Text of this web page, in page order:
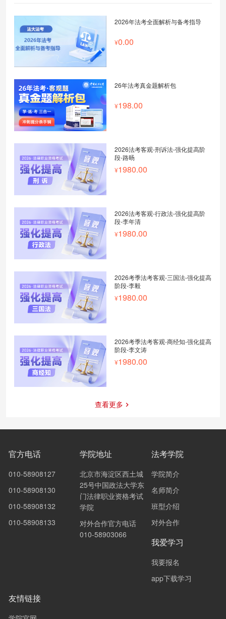
2026年法考全面解析与备考指导
0.00
26年法考真金题解析包
198.00
2026法考客观-刑诉法-强化提高阶
段-路旸
1980.00
2026法考客观-行政法-强化提高阶
段-李年清
1980.00
2026考季法考客观-三国法-强化提高
阶段-李毅
1980.00
2026考季法考客观-商经知-强化提高
阶段-李文涛
1980.00
查看更多
官方电话
010-58908127
010-58908130
010-58908132
010-58908133
学院地址
北京市海淀区西土城
25号中国政法大学东
门法律职业资格考试
学院
对外合作官方电话
010-58903066
法考学院
学院简介
名师简介
班型介绍
对外合作
我爱学习
我要报名
app下载学习
友情链接